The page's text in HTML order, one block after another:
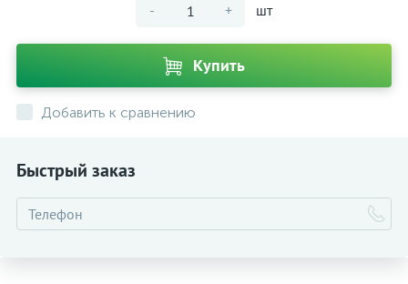
- + шт
Купить
Добавить к сравнению
Быстрый заказ